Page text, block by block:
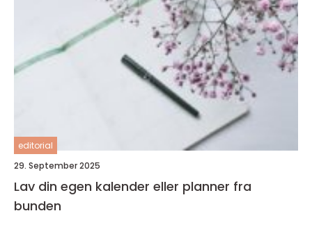
editorial
29. September 2025
Lav din egen kalender eller planner fra
bunden